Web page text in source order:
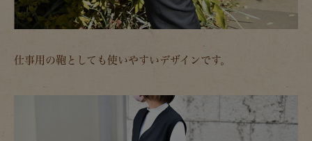
仕事用の鞄としても使いやすいデザインです。